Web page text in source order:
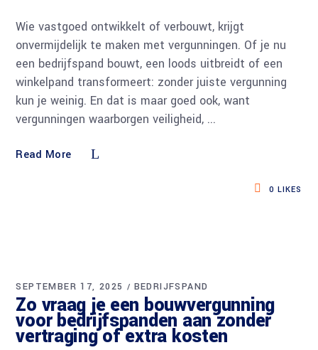
Wie vastgoed ontwikkelt of verbouwt, krijgt
onvermijdelijk te maken met vergunningen. Of je nu
een bedrijfspand bouwt, een loods uitbreidt of een
winkelpand transformeert: zonder juiste vergunning
kun je weinig. En dat is maar goed ook, want
vergunningen waarborgen veiligheid,
Read More
0 LIKES
SEPTEMBER 17, 2025 BEDRIJFSPAND
Zo vraag je een bouwvergunning
voor bedrijfspanden aan zonder
vertraging of extra kosten